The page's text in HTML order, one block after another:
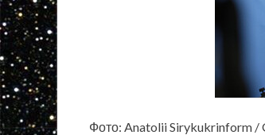
Фото: Anatolii Sirykukrinform /